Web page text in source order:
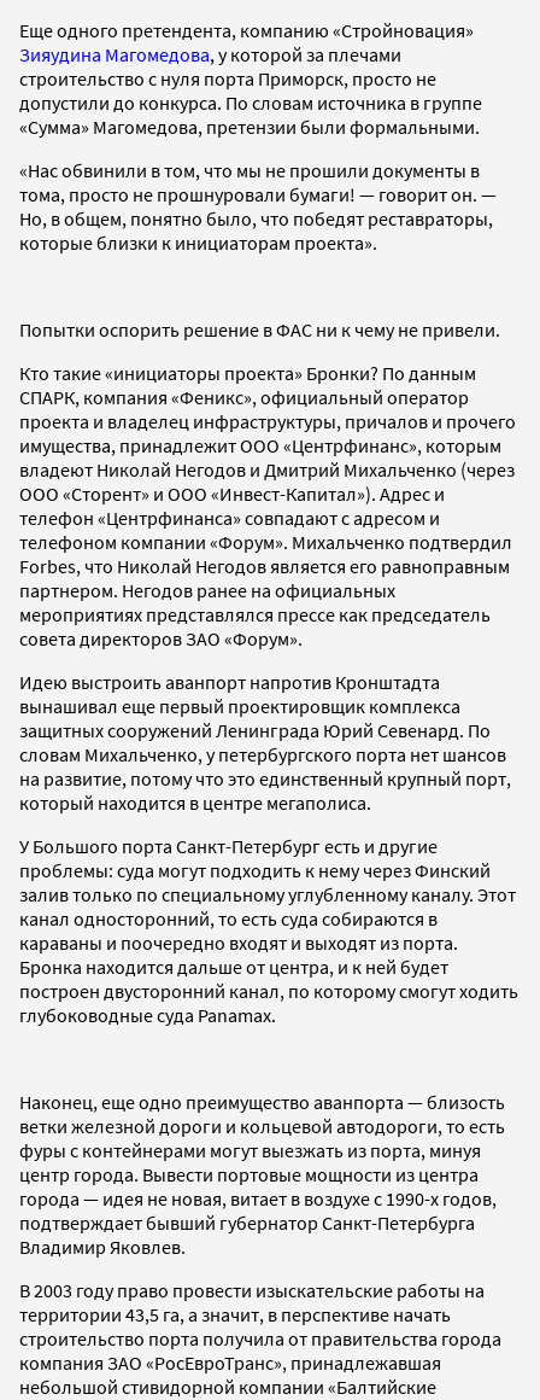
Еще одного претендента, компанию «Стройновация»
Зияудина Магомедова, у которой за плечами
строительство с нуля порта Приморск, просто не
допустили до конкурса. По словам источника в группе
«Сумма» Магомедова, претензии были формальными.
«Нас обвинили в том, что мы не прошили документы в
тома, просто не прошнуровали бумаги! — говорит он. —
Но, в общем, понятно было, что победят реставраторы,
которые близки к инициаторам проекта».
Попытки оспорить решение в ФАС ни к чему не привели.
Кто такие «инициаторы проекта» Бронки? По данным
СПАРК, компания «Феникс», официальный оператор
проекта и владелец инфраструктуры, причалов и прочего
имущества, принадлежит ООО «Центрфинанс», которым
владеют Николай Негодов и Дмитрий Михальченко (через
ООО «Сторент» и ООО «Инвест-Капитал»). Адрес и
телефон «Центрфинанса» совпадают с адресом и
телефоном компании «Форум». Михальченко подтвердил
Forbes, что Николай Негодов является его равноправным
партнером. Негодов ранее на официальных
мероприятиях представлялся прессе как председатель
совета директоров ЗАО «Форум».
Идею выстроить аванпорт напротив Кронштадта
вынашивал еще первый проектировщик комплекса
защитных сооружений Ленинграда Юрий Севенард. По
словам Михальченко, у петербургского порта нет шансов
на развитие, потому что это единственный крупный порт,
который находится в центре мегаполиса.
У Большого порта Санкт-Петербург есть и другие
проблемы: суда могут подходить к нему через Финский
залив только по специальному углубленному каналу. Этот
канал односторонний, то есть суда собираются в
караваны и поочередно входят и выходят из порта.
Бронка находится дальше от центра, и к ней будет
построен двусторонний канал, по которому смогут ходить
глубоководные суда Panamax.
Наконец, еще одно преимущество аванпорта — близость
ветки железной дороги и кольцевой автодороги, то есть
фуры с контейнерами могут выезжать из порта, минуя
центр города. Вывести портовые мощности из центра
города — идея не новая, витает в воздухе с 1990-х годов,
подтверждает бывший губернатор Санкт-Петербурга
Владимир Яковлев.
В 2003 году право провести изыскательские работы на
территории 43,5 га, а значит, в перспективе начать
строительство порта получила от правительства города
компания ЗАО «РосЕвроТранс», принадлежавшая
небольшой стивидорной компании «Балтийские